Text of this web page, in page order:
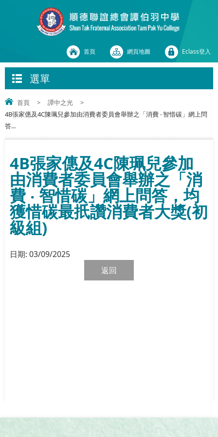
首頁 網頁地圖 Eclass登入
選單
首頁 > 譚中之光
>
4B張家僡及4C陳珮兒參加由消費者委員會舉辦之「消費 ‧ 智惜碳」網上問
答...
4B張家僡及4C陳珮兒參加
由消費者委員會舉辦之「消
費 ‧ 智惜碳」網上問答，均
獲惜碳最扺讚消費者大獎(初
級組)
日期: 03/09/2025
返回